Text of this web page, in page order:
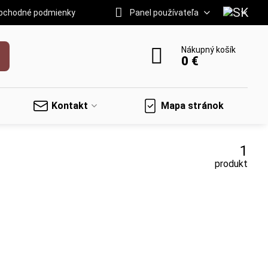
podmienky Panel používateľa
Nákupný košík
0 €
Kontakt Mapa stránok
1
produkt